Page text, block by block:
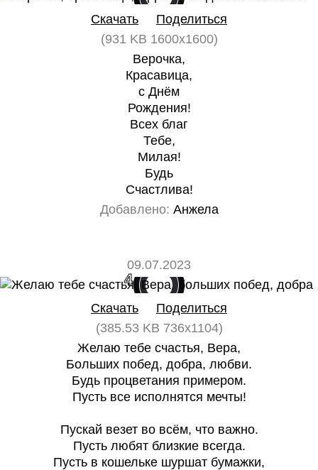
Скачать
Поделиться
(931 KB 1600x1600)
Верочка,
Красавица,
с Днём
Рождения!
Всех благ
Тебе,
Милая!
Будь
Счастлива!
Добавлено: Анжела
09.07.2023
4 0
Скачать
Поделиться
(385.53 KB 736x1104)
Желаю тебе счастья, Вера,
Больших побед, добра, любви.
Будь процветания примером.
Пусть все исполнятся мечты!
Пускай везет во всём, что важно.
Пусть любят близкие всегда.
Пусть в кошельке шуршат бумажки,